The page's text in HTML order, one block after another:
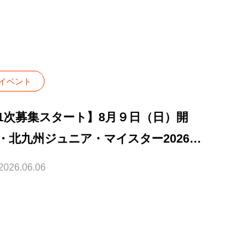
ベント
1次募集スタート】8月９日（日）開
北九州ジュニア・マイスター2026夏
・健康・癒しのプロ講師、限定募